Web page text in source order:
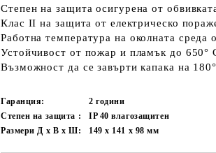
Степен на защита осигурена от
Клас II на защита от електрическо
Работна температура на околната среда
Устойчивост от пожар и пламък до 650°
Възможност да се завърти капака на
Гаранция:
2 години
Степен на защита :
IP 40 влагозащитен
Размери Д х В х Ш:
149 x 141 x 98мм